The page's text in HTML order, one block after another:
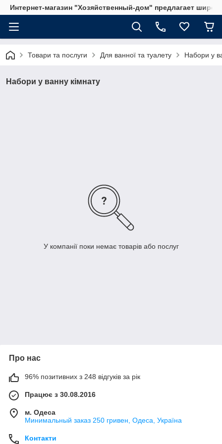
Интернет-магазин "Хозяйственный-дом" предлагает
Товари та послуги Для ванної та туалету Набори у
Набори у ванну кімнату
У компанії поки немає товарів або послуг
Про нас
96% позитивних з 248 відгуків за рік
Працює з 30.08.2016
м. Одеса
Минимальный заказ 250 гривен, Одеса, Україна
Контакти